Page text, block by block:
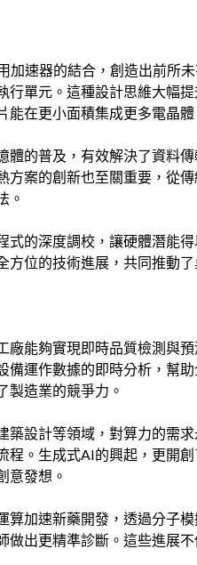
速器的結合，創造出前所
單元。這種設計思維大幅
在更小面積集成更多電晶體
的普及，有效解決了資料
案的創新也至關重要，從
。
的深度調校，讓硬體潛能
位的技術進展，共同推動
能夠實現即時品質檢測與
運作數據的即時分析，幫助
製造業的競爭力。
設計等領域，對算力的需
。生成式AI的興起，更開
意發想。
加速新藥開發，透過分子
出更精準診斷。這些進展